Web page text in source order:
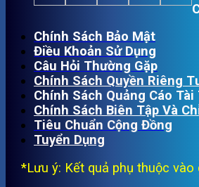
Chính Sách Bảo Mật
Điều Khoản Sử Dụng
Câu Hỏi Thường Gặp
Chính Sách Quyền Riêng
Chính Sách Quảng Cáo Tài
Chính Sách Biên Tập Và
Tiêu Chuẩn Cộng Đồng
Tuyển Dụng
*Lưu ý: Kết quả phụ thuộc